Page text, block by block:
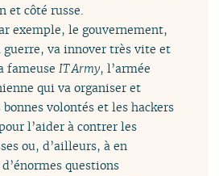
et côté russe.
exemple, le gouvernement,
guerre, va innover très vite et
fameuseIT Army, l’armée
qui va organiser et
volontés et les hackers
l’aider à contrer les
ou, d’ailleurs, à en
questions